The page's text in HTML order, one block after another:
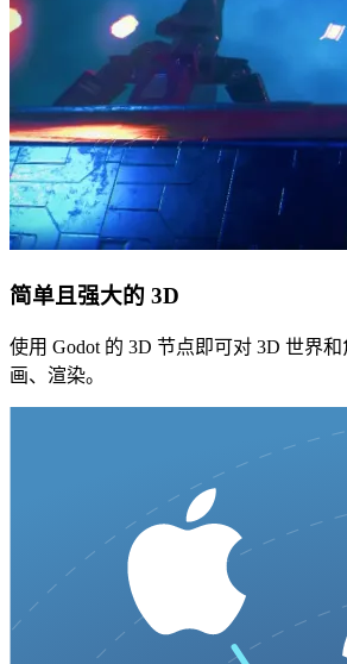
简单且强大的 3D
使用 Godot 的 3D 节点即可对 3D 世界
画、渲染。